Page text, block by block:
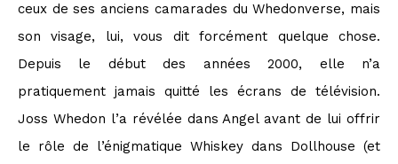
ceux de ses anciens camarades du Whedonverse, mais
son visage, lui, vous dit forcément quelque chose.
Depuis le début des années 2000, elle n’a
pratiquement jamais quitté les écrans de télévision.
Joss Whedon l’a révélée dans Angel avant de lui offrir
le rôle de l’énigmatique Whiskey dans Dollhouse (et